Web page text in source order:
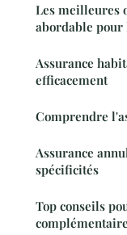
Les meilleures
abordable pour
Assurance
efficacement
Comprendre
Assurance
spécificités
Top conseils